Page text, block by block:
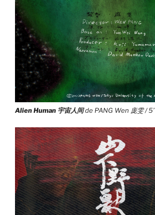
Alien Human 宇宙人间de PANG Wen 庞雯 / 5’